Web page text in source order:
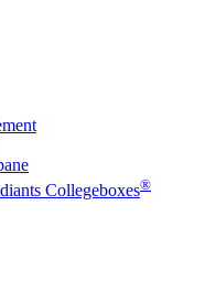
Collegeboxes®